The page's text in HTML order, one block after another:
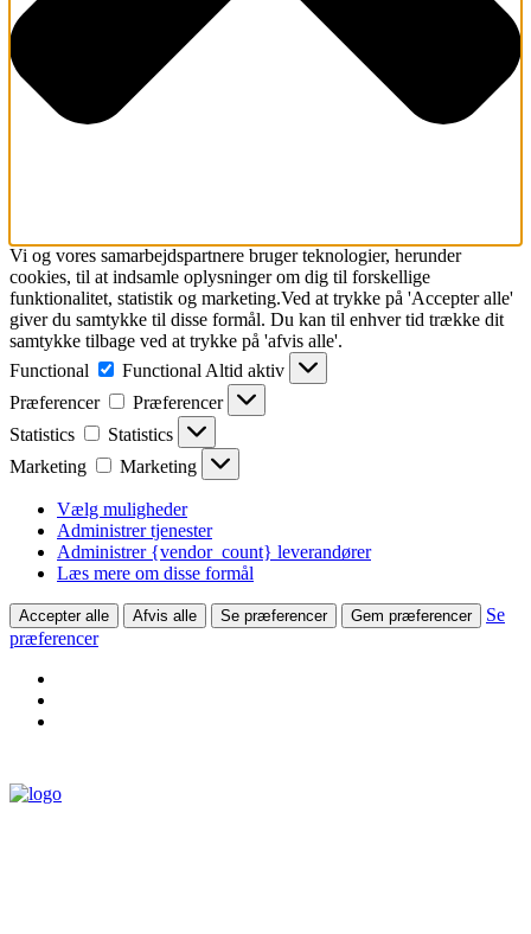
Vi og vores samarbejdspartnere bruger teknologier, herunder
cookies, til at indsamle oplysninger om dig til forskellige
funktionalitet, statistik og marketing.Ved at trykke på 'Accepter alle'
giver du samtykke til disse formål. Du kan til enhver tid trække dit
samtykke tilbage ved at trykke på 'afvis alle'.
Functional
Functional Altid aktiv
Præferencer
Præferencer
Statistics
Statistics
Marketing
Marketing
Vælg muligheder
Administrer tjenester
Administrer {vendor_count} leverandører
Læs mere om disse formål
Accepter alle Afvis alle Se præferencer Gem præferencer
Se
præferencer